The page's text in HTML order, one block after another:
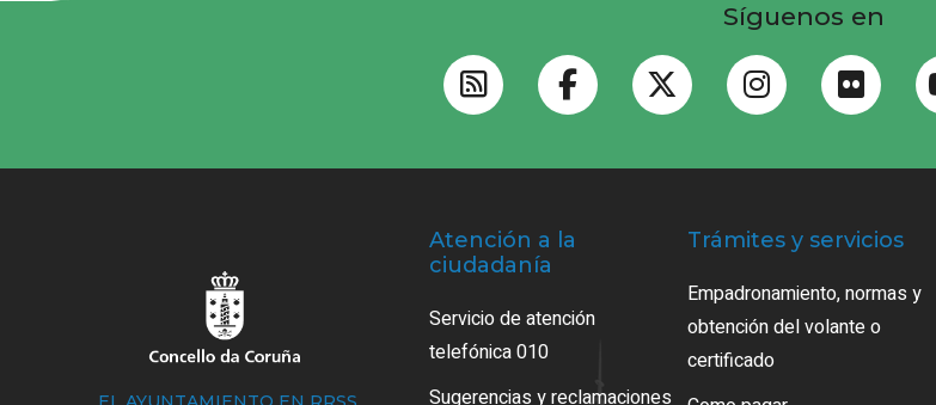
Síguenos en
Atención a la
ciudadanía
Servicio de atención
telefónica 010
Sugerencias y reclamaciones
Trámites y servicios
Empadronamiento, normas y
obtención del volante o
certificado